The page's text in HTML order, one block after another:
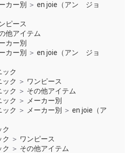
カー別 ＞ en joie（アン ジョ
ピース
他アイテム
カー別
カー別 ＞ en joie（アン ジョ
ック
ック ＞ ワンピース
ック ＞ その他アイテム
ック ＞ メーカー別
ック ＞ メーカー別 ＞ en joie（ア
ク
ク ＞ ワンピース
ク ＞ その他アイテム